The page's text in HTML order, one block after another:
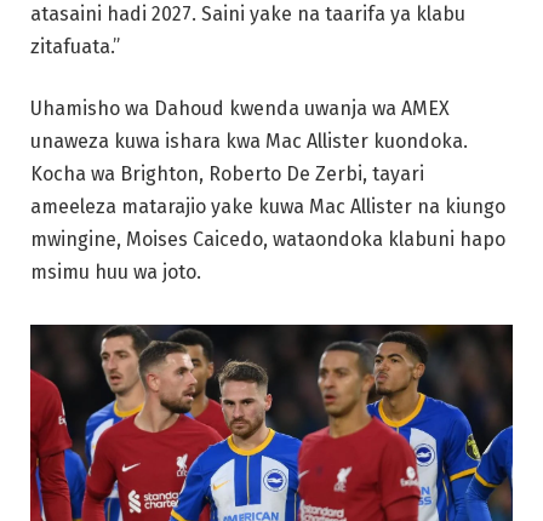
atasaini hadi 2027. Saini yake na taarifa ya klabu
zitafuata.”
Uhamisho wa Dahoud kwenda uwanja wa AMEX
unaweza kuwa ishara kwa Mac Allister kuondoka.
Kocha wa Brighton, Roberto De Zerbi, tayari
ameeleza matarajio yake kuwa Mac Allister na kiungo
mwingine, Moises Caicedo, wataondoka klabuni hapo
msimu huu wa joto.